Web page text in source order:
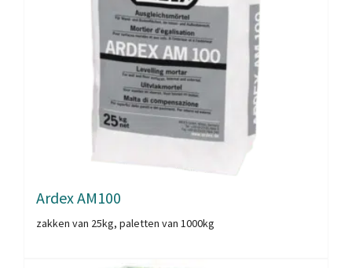
Ardex AM100
zakken van 25kg, paletten van 1000kg